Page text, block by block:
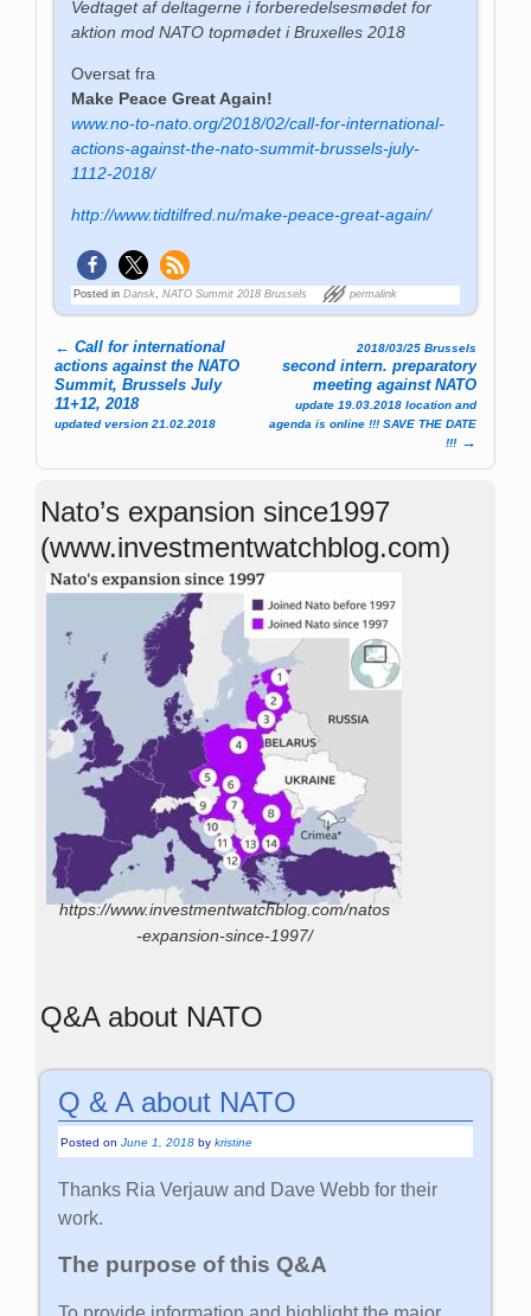
Vedtaget af deltagerne i forberedelsesmødet for
aktion mod NATO topmødet i Bruxelles 2018
Oversat fra
Make Peace Great Again!
www.no-to-nato.org/2018/02/call-for-international-
actions-against-the-nato-summit-brussels-july-
1112-2018/
http://www.tidtilfred.nu/make-peace-great-again/
Posted in Dansk ,NATO Summit 2018 Brussels permalink
Post navigation
← Call for international
actions against the NATO
Summit, Brussels July
11+12, 2018
updated version 21.02.2018
2018/03/25 Brussels
second intern. preparatory
meeting against NATO
update 19.03.2018 location and
agenda is online !!! SAVE THE DATE
!!! →
Nato’s expansion since1997
(www.investmentwatchblog.com)
https://www.investmentwatchblog.com/natos
-expansion-since-1997/
Q&A about NATO
Q & A about NATO
Posted onJune 1, 2018 bykristine
Thanks Ria Verjauw and Dave Webb for their
work.
The purpose of this Q&A